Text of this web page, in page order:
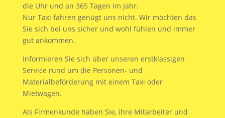
die Uhr und an 365 Tagen im Jahr.
Nur Taxi fahren genügt uns nicht. Wir möchten das
Sie sich bei uns sicher und wohl fühlen und immer
gut ankommen.
Informieren Sie sich über unseren erstklassigen
Service rund um die Personen- und
Materialbeförderung mit einem Taxi oder
Mietwagen.
Als Firmenkunde haben Sie, ihre Mitarbeiter und